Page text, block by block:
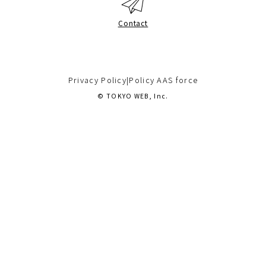
Contact
Privacy Policy|Policy AAS force
© TOKYO WEB, Inc.